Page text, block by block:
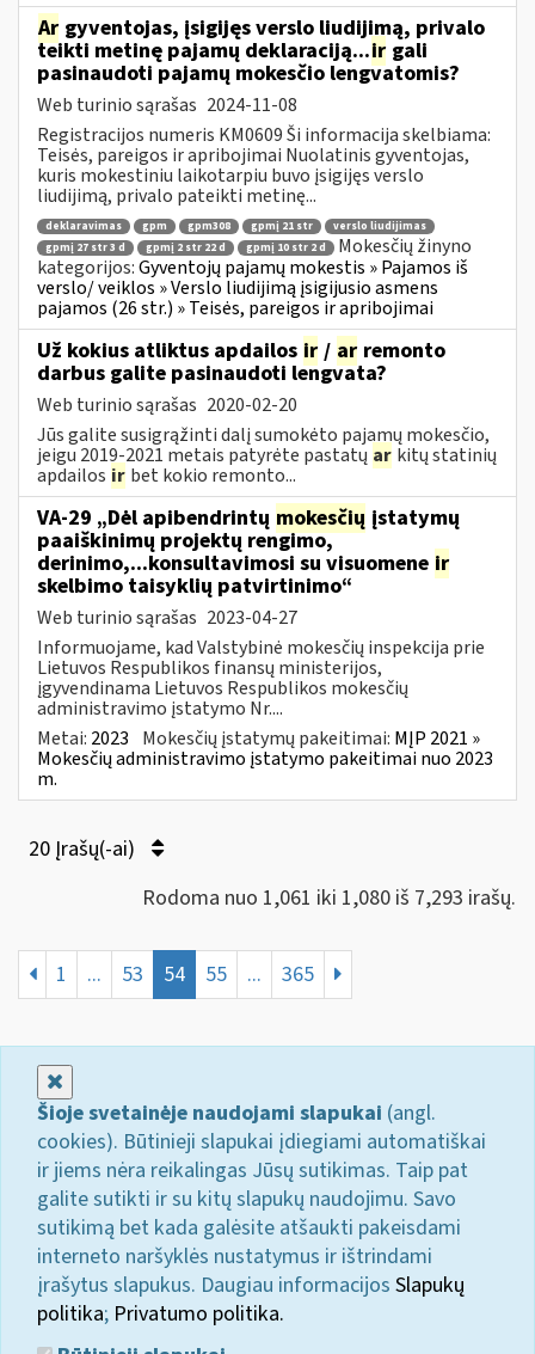
Ar gyventojas, įsigijęs verslo liudijimą, privalo
teikti metinę pajamų deklaraciją...ir gali
pasinaudoti pajamų mokesčio lengvatomis?
Web turinio sąrašas 2024-11-08
Registracijos numeris KM0609 Ši informacija skelbiama:
Teisės, pareigos ir apribojimai Nuolatinis gyventojas,
kuris mokestiniu laikotarpiu buvo įsigijęs verslo
liudijimą, privalo pateikti metinę...
deklaravimas gpm gpm308 gpmį 21 str
verslo liudijimas
gpmį 27 str 3 d
gpmį 2 str 22 d gpmį 10 str 2 d
Mokesčių žinyno
kategorijos:Gyventojų pajamų mokestis » Pajamos iš
verslo/ veiklos » Verslo liudijimą įsigijusio asmens
pajamos (26 str.) » Teisės, pareigos ir apribojimai
Už kokius atliktus apdailos ir / ar remonto
darbus galite pasinaudoti lengvata?
Web turinio sąrašas 2020-02-20
Jūs galite susigrąžinti dalį sumokėto pajamų mokesčio,
jeigu 2019-2021 metais patyrėte pastatų ar kitų statinių
apdailos ir bet kokio remonto...
VA-29 „Dėl apibendrintų mokesčių įstatymų
paaiškinimų projektų rengimo,
derinimo,...konsultavimosi su visuomene ir
skelbimo taisyklių patvirtinimo“
Web turinio sąrašas 2023-04-27
Informuojame, kad Valstybinė mokesčių inspekcija prie
Lietuvos Respublikos finansų ministerijos,
įgyvendinama Lietuvos Respublikos mokesčių
administravimo įstatymo Nr....
Metai: 2023 Mokesčių įstatymų pakeitimai: MĮP 2021 »
Mokesčių administravimo įstatymo pakeitimai nuo 2023
m.
20 Įrašų(-ai)
Rodoma nuo 1,061 iki 1,080 iš 7,293 irašų.
1 ... 53 54 55 ... 365
Šioje svetainėje naudojami slapukai (angl.
cookies). Būtinieji slapukai įdiegiami automatiškai
ir jiems nėra reikalingas Jūsų sutikimas. Taip pat
galite sutikti ir su kitų slapukų naudojimu. Savo
sutikimą bet kada galėsite atšaukti pakeisdami
interneto naršyklės nustatymus ir ištrindami
įrašytus slapukus. Daugiau informacijos Slapukų
politika; Privatumo politika.